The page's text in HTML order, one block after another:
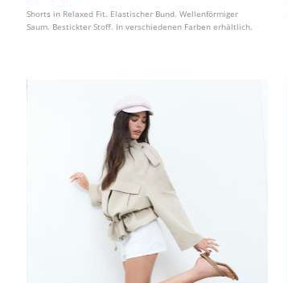
Shorts in Relaxed Fit. Elastischer Bund. Wellenförmiger
Saum. Bestickter Stoff. In verschiedenen Farben erhältlich.